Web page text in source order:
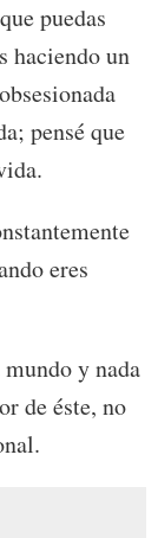
puedas
haciendo un
pensé que
eres
y nada
de éste, no